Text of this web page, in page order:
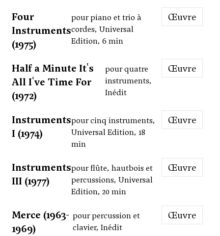
Four
Instruments
(1975)
pour piano et trio à
cordes, Universal
Edition, 6 min
Œuvre
Half a Minute It's
All I've Time For
(1972)
pour quatre
instruments,
Inédit
Œuvre
Instruments
I (1974)
pour cinq instruments,
Universal Edition, 18
min
Œuvre
Instruments
III (1977)
pour flûte, hautbois et
percussions, Universal
Edition, 20 min
Œuvre
Merce (1963-
1969)
pour percussion et
clavier, Inédit
Œuvre